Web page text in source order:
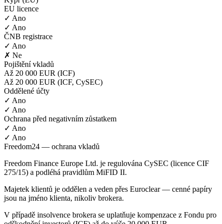
EU licence
✓ Ano
✓ Ano
ČNB registrace
✓ Ano
✗ Ne
Pojištění vkladů
Až 20 000 EUR (ICF)
Až 20 000 EUR (ICF, CySEC)
Oddělené účty
✓ Ano
✓ Ano
Ochrana před negativním zůstatkem
✓ Ano
✓ Ano
Freedom24 — ochrana vkladů
Freedom Finance Europe Ltd. je regulována CySEC (licence CIF
275/15) a podléhá pravidlům MiFID II.
Majetek klientů je oddělen a veden přes Euroclear — cenné papíry
jsou na jméno klienta, nikoliv brokera.
V případě insolvence brokera se uplatňuje kompenzace z Fondu pro